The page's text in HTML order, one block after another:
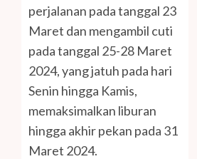
perjalanan pada tanggal 23
Maret dan mengambil cuti
pada tanggal 25-28 Maret
2024, yang jatuh pada hari
Senin hingga Kamis,
memaksimalkan liburan
hingga akhir pekan pada 31
Maret 2024.